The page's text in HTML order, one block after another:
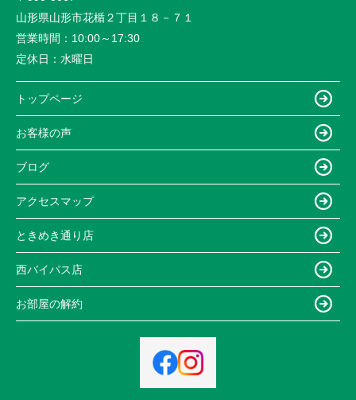
山形県山形市花楯２丁目１８－７１
営業時間： 10:00～17:30
定休日： 水曜日
トップページ
お客様の声
ブログ
アクセスマップ
ときめき通り店
西バイパス店
お部屋の解約